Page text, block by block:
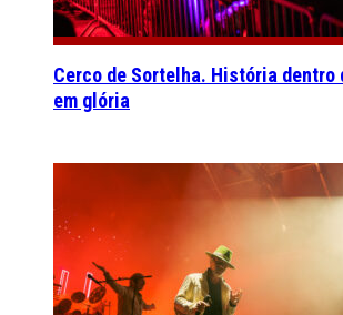
Cerco de Sortelha. História
em glória